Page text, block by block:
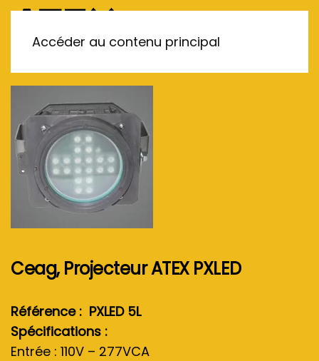
Accéder au contenu principal
Ceag, Projecteur ATEX PXLED
Référence : PXLED 5L
Spécifications :
Entrée : 110V – 277VCA